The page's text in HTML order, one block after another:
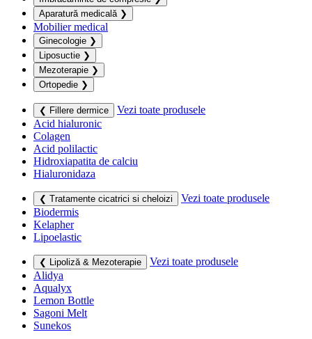
Aparatură medicală ❯
Mobilier medical
Ginecologie ❯
Liposuctie ❯
Mezoterapie ❯
Ortopedie ❯
❮ Fillere dermice
Vezi toate produsele
Acid hialuronic
Colagen
Acid polilactic
Hidroxiapatita de calciu
Hialuronidaza
❮ Tratamente cicatrici si cheloizi
Vezi toate produsele
Biodermis
Kelapher
Lipoelastic
❮ Lipoliză & Mezoterapie
Vezi toate produsele
Alidya
Aqualyx
Lemon Bottle
Sagoni Melt
Sunekos